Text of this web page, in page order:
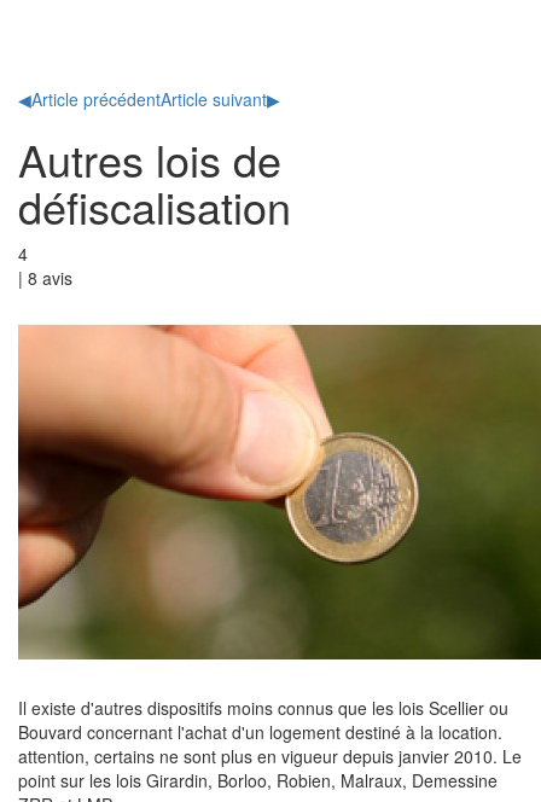
◀Article précédentArticle suivant▶
Autres lois de
défiscalisation
4
| 8 avis
Il existe d'autres dispositifs moins connus que les lois Scellier ou
Bouvard concernant l'achat d'un logement destiné à la location.
attention, certains ne sont plus en vigueur depuis janvier 2010. Le
point sur les lois Girardin, Borloo, Robien, Malraux, Demessine